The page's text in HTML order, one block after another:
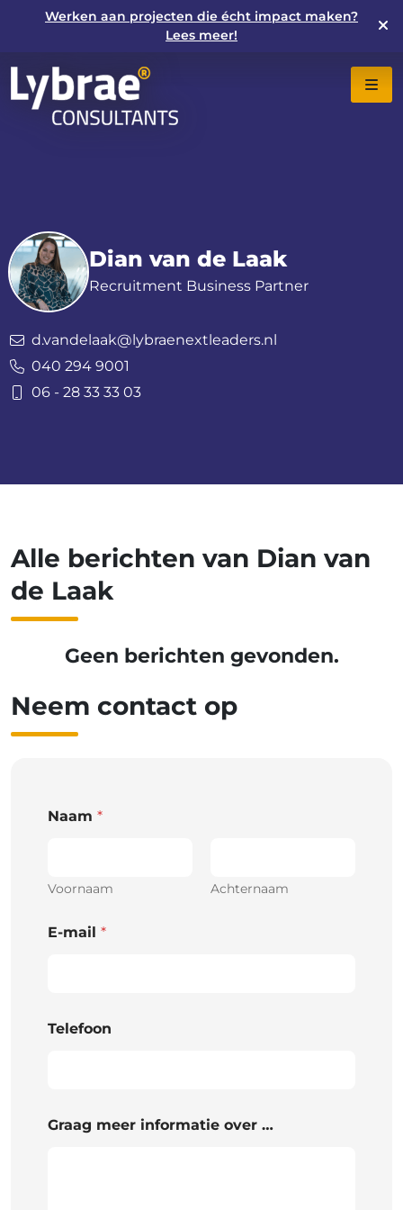
Werken aan projecten die écht impact maken?
Lees meer!
Dian van de Laak
Recruitment Business Partner
d.vandelaak@lybraenextleaders.nl
040 294 9001
06 - 28 33 33 03
Alle berichten van Dian van
de Laak
Geen berichten gevonden.
Neem contact op
Naam *
Voornaam Achternaam
E-mail *
Telefoon
Graag meer informatie over …